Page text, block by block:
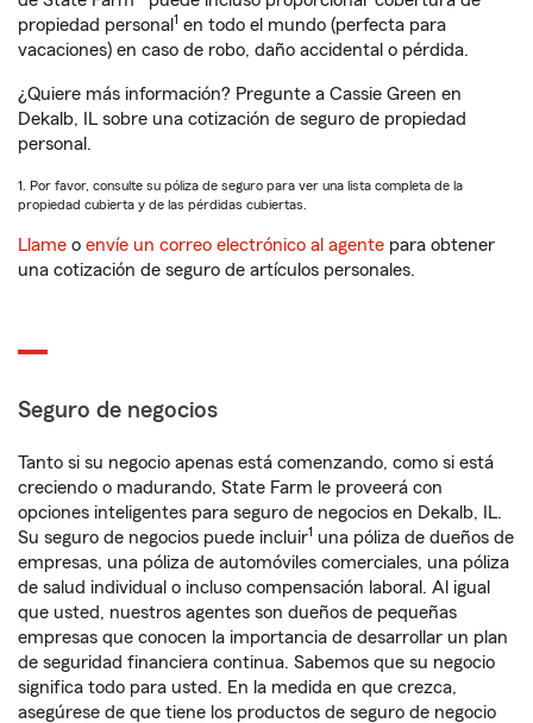
propiedad personal 1 en todo el mundo (perfecta para
vacaciones) en caso de robo, daño accidental o pérdida.
¿Quiere más información? Pregunte a Cassie Green en
Dekalb, IL sobre una cotización de seguro de propiedad
personal.
1. Por favor, consulte su póliza de seguro para ver una lista completa de la
propiedad cubierta y de las pérdidas cubiertas.
Llame o envíe un correo electrónico al agente para obtener
una cotización de seguro de artículos personales.
Seguro de negocios
Tanto si su negocio apenas está comenzando, como si está
creciendo o madurando, State Farm le proveerá con
opciones inteligentes para seguro de negocios en Dekalb, IL.
Su seguro de negocios puede incluir1 una póliza de dueños de
empresas, una póliza de automóviles comerciales, una póliza
de salud individual o incluso compensación laboral. Al igual
que usted, nuestros agentes son dueños de pequeñas
empresas que conocen la importancia de desarrollar un plan
de seguridad financiera continua. Sabemos que su negocio
significa todo para usted. En la medida en que crezca,
asegúrese de que tiene los productos de seguro de negocio